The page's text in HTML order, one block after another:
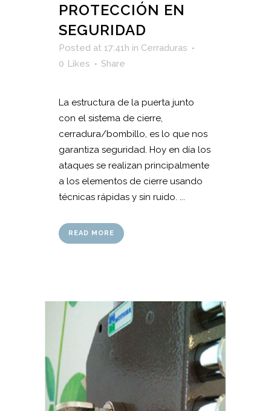
PROTECCIÓN EN
SEGURIDAD
Posted at 17:41h in Cerraduras
0 Likes Share
La estructura de la puerta junto
con el sistema de cierre,
cerradura/bombillo, es lo que nos
garantiza seguridad. Hoy en día los
ataques se realizan principalmente
a los elementos de cierre usando
técnicas rápidas y sin ruido. ...
READ MORE